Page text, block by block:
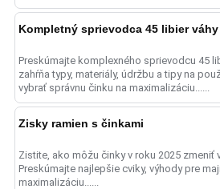
Kompletný sprievodca 45 libier
Preskúmajte komplexného sprievodcu 45
zahŕňa typy, materiály, údržbu a tipy na
vybrať správnu činku na maximalizáciu......
Zisky ramien s činkami
Zistite, ako môžu činky v roku 2025 zmeniť
Preskúmajte najlepšie cviky, výhody pre
maximalizáciu......